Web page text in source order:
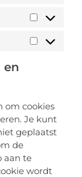
en
om cookies
Je kunt
geplaatst
de
aan te
wordt